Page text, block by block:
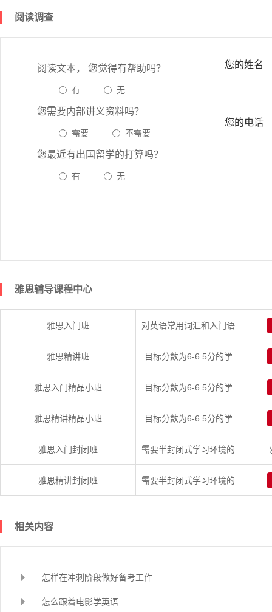
阅读调查
阅读文本， 您觉得有帮助吗？
有 无
您需要内部讲义资料吗？
需要 不需要
您最近有出国留学的打算吗？
有 无
您的姓名
您的电话
雅思辅导课程中心
雅思入门班 对英语常用词汇和入门语...
雅思精讲班 目标分数为6-6.5分的学...
雅思入门精品小班 目标分数为6-6.5分的学...
雅思精讲精品小班 目标分数为6-6.5分的学...
雅思入门封闭班 需要半封闭式学习环境的...
雅思精讲封闭班 需要半封闭式学习环境的...
相关内容
怎样在冲刺阶段做好备考工作
怎么跟着电影学英语